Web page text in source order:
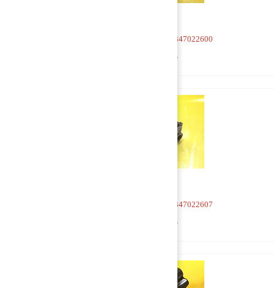
Кран 4-х контурный 9347022600
1 000 руб
Кран 4-х контурный 9347022607
1 000 руб